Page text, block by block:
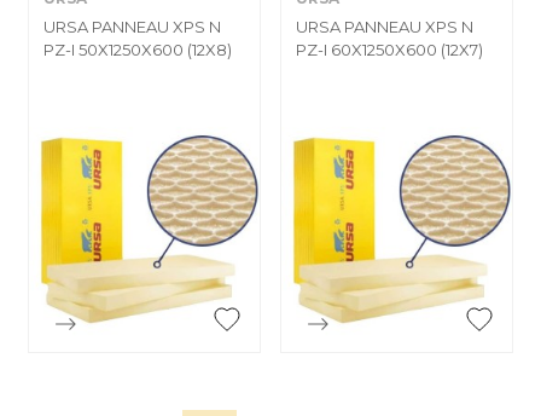
URSA PANNEAU XPS N
PZ-I 50X1250X600 (12X8)
URSA PANNEAU XPS N
PZ-I 60X1250X600 (12X7)